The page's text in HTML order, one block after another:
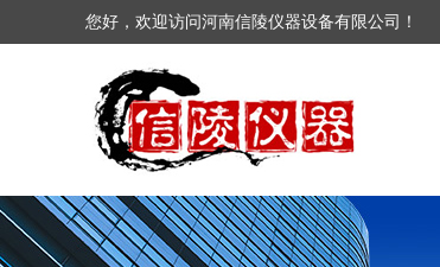
您好，欢迎访问河南信陵仪器设备有限公司！